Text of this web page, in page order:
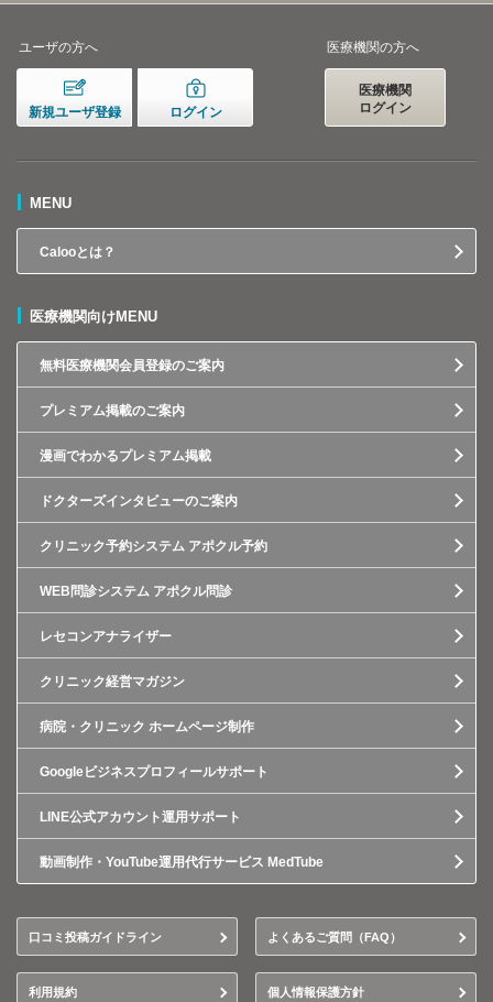
ユーザの方へ
新規ユーザ登録 ログイン
医療機関の方へ
医療機関
ログイン
MENU
Calooとは？
医療機関向けMENU
無料医療機関会員登録のご案内
プレミアム掲載のご案内
漫画でわかるプレミアム掲載
ドクターズインタビューのご案内
クリニック予約システム アポクル予約
WEB問診システム アポクル問診
レセコンアナライザー
クリニック経営マガジン
病院・クリニック ホームページ制作
Googleビジネスプロフィールサポート
LINE公式アカウント運用サポート
動画制作・YouTube運用代行サービス MedTube
口コミ投稿ガイドライン よくあるご質問（FAQ）
利用規約 個人情報保護方針